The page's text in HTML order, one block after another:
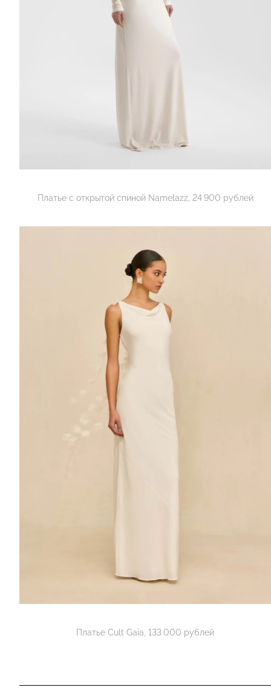
Платье с открытой спиной Namelazz, 24 900 рублей
Платье Cult Gaia, 133 000 рублей